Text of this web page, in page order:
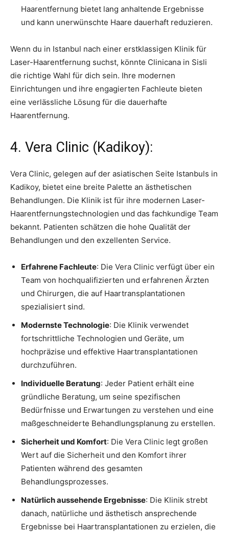
Haarentfernung bietet lang anhaltende Ergebnisse
und kann unerwünschte Haare dauerhaft reduzieren.
Wenn du in Istanbul nach einer erstklassigen Klinik für
Laser-Haarentfernung suchst, könnte Clinicana in Sisli
die richtige Wahl für dich sein. Ihre modernen
Einrichtungen und ihre engagierten Fachleute bieten
eine verlässliche Lösung für die dauerhafte
Haarentfernung.
4. Vera Clinic (Kadikoy):
Vera Clinic, gelegen auf der asiatischen Seite Istanbuls in
Kadikoy, bietet eine breite Palette an ästhetischen
Behandlungen. Die Klinik ist für ihre modernen Laser-
Haarentfernungstechnologien und das fachkundige Team
bekannt. Patienten schätzen die hohe Qualität der
Behandlungen und den exzellenten Service.
Erfahrene Fachleute: Die Vera Clinic verfügt über ein
Team von hochqualifizierten und erfahrenen Ärzten
und Chirurgen, die auf Haartransplantationen
spezialisiert sind.
Modernste Technologie: Die Klinik verwendet
fortschrittliche Technologien und Geräte, um
hochpräzise und effektive Haartransplantationen
durchzuführen.
Individuelle Beratung: Jeder Patient erhält eine
gründliche Beratung, um seine spezifischen
Bedürfnisse und Erwartungen zu verstehen und eine
maßgeschneiderte Behandlungsplanung zu erstellen.
Sicherheit und Komfort: Die Vera Clinic legt großen
Wert auf die Sicherheit und den Komfort ihrer
Patienten während des gesamten
Behandlungsprozesses.
Natürlich aussehende Ergebnisse: Die Klinik strebt
danach, natürliche und ästhetisch ansprechende
Ergebnisse bei Haartransplantationen zu erzielen, die